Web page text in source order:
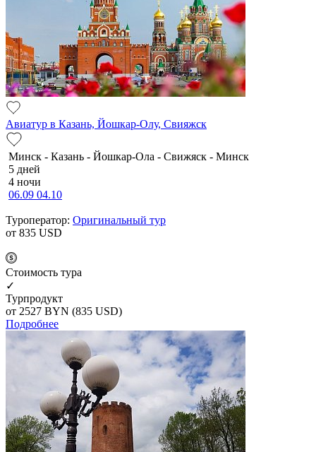
Авиатур в Казань, Йошкар-Олу, Свияжск
Минск - Казань - Йошкар-Ола - Свижяск - Минск
5 дней
4 ночи
06.09 04.10
Туроператор: Оригинальный тур
от 835 USD
Cтоимость тура
✓
Турпродукт
от 2527 BYN (835 USD)
Подробнее